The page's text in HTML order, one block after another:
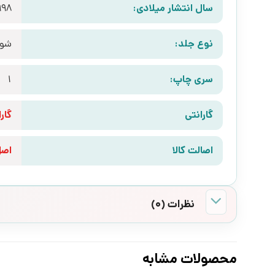
سال انتشار میلادی:
نوع جلد:
سری چاپ: 1
گارانتی گارانتی 10
اصالت کالا
نظرات (0)
محصولات مشابه